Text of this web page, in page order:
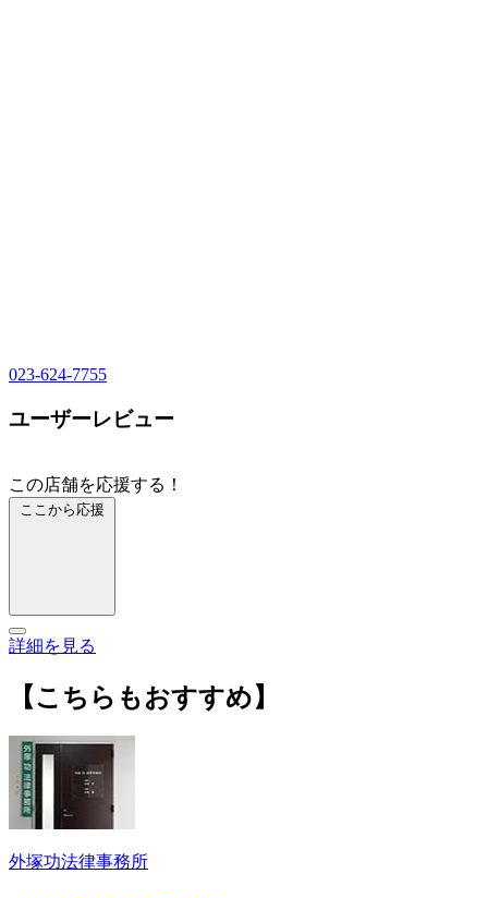
023-624-7755
ユーザーレビュー
この店舗を応援する！
ここから応援
詳細を見る
【こちらもおすすめ】
外塚功法律事務所